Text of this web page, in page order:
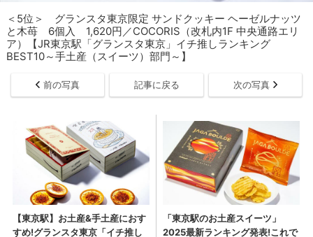
＜5位＞ グランスタ東京限定 サンドクッキー ヘーゼルナッツ
と木苺 6個入 1,620円／COCORIS（改札内1F 中央通路エリ
ア）【JR東京駅「グランスタ東京」イチ推しランキング
BEST10～手土産（スイーツ）部門～】
前の写真 記事に戻る 次の写真